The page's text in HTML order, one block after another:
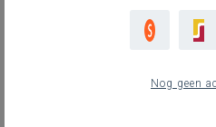
Nog geen